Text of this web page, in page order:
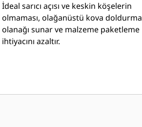
İdeal sarıcı açısı ve keskin köşelerin
olmaması, olağanüstü kova doldurma
olanağı sunar ve malzeme paketleme
ihtiyacını azaltır.